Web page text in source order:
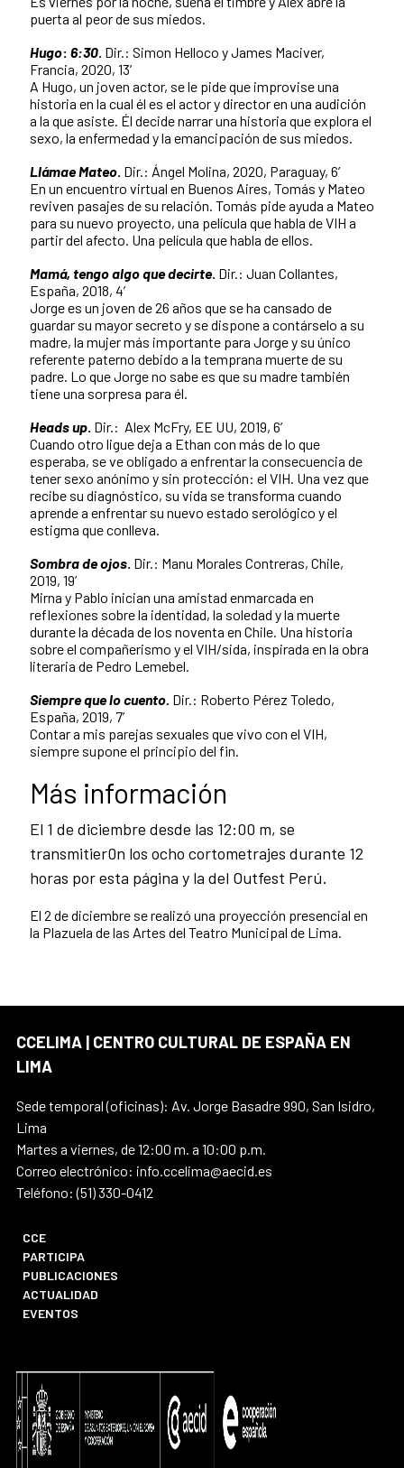
puerta al peor de sus miedos.
Hugo: 6:30. Dir.: Simon Helloco y James Maciver,
Francia, 2020, 13’
A Hugo, un joven actor, se le pide que improvise una
historia en la cual él es el actor y director en una audición
a la que asiste. Él decide narrar una historia que explora el
sexo, la enfermedad y la emancipación de sus miedos.
Llámae Mateo. Dir.: Ángel Molina, 2020, Paraguay, 6’
En un encuentro virtual en Buenos Aires, Tomás y Mateo
reviven pasajes de su relación. Tomás pide ayuda a Mateo
para su nuevo proyecto, una película que habla de VIH a
partir del afecto. Una película que habla de ellos.
Mamá, tengo algo que decirte. Dir.: Juan Collantes,
España, 2018, 4’
Jorge es un joven de 26 años que se ha cansado de
guardar su mayor secreto y se dispone a contárselo a su
madre, la mujer más importante para Jorge y su único
referente paterno debido a la temprana muerte de su
padre. Lo que Jorge no sabe es que su madre también
tiene una sorpresa para él.
Heads up. Dir.: Alex McFry, EE UU, 2019, 6’
Cuando otro ligue deja a Ethan con más de lo que
esperaba, se ve obligado a enfrentar la consecuencia de
tener sexo anónimo y sin protección: el VIH. Una vez que
recibe su diagnóstico, su vida se transforma cuando
aprende a enfrentar su nuevo estado serológico y el
estigma que conlleva.
Sombra de ojos. Dir.: Manu Morales Contreras, Chile,
2019, 19’
Mirna y Pablo inician una amistad enmarcada en
reflexiones sobre la identidad, la soledad y la muerte
durante la década de los noventa en Chile. Una historia
sobre el compañerismo y el VIH/sida, inspirada en la obra
literaria de Pedro Lemebel.
Siempre que lo cuento. Dir.: Roberto Pérez Toledo,
España, 2019, 7’
Contar a mis parejas sexuales que vivo con el VIH,
siempre supone el principio del fin.
Más información
El 1 de diciembre desde las 12:00 m, se
transmitier0n los ocho cortometrajes durante 12
horas por esta página y la del Outfest Perú.
El 2 de diciembre se realizó una proyección presencial en
la Plazuela de las Artes del Teatro Municipal de Lima.
CCELIMA | CENTRO CULTURAL DE ESPAÑA EN
LIMA
Sede temporal (oficinas): Av. Jorge Basadre 990, San Isidro,
Lima
Martes a viernes, de 12:00 m. a 10:00 p.m.
Correo electrónico: info.ccelima@aecid.es
Teléfono: (51) 330-0412
CCE
PARTICIPA
PUBLICACIONES
ACTUALIDAD
EVENTOS